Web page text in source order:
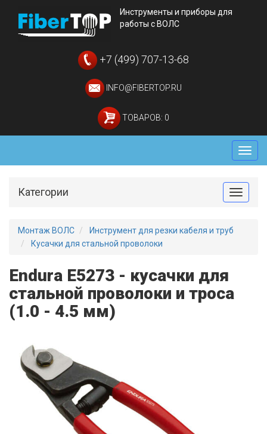
Инструменты и приборы для
работы с ВОЛС
+7 (499) 707-13-68
INFO@FIBERTOP.RU
ТОВАРОВ: 0
Меню
Toggle
Категории
Монтаж ВОЛС
Инструмент для резки кабеля и труб
Кусачки для стальной проволоки
Endura E5273 - кусачки для
стальной проволоки и троса
(1.0 - 4.5 мм)